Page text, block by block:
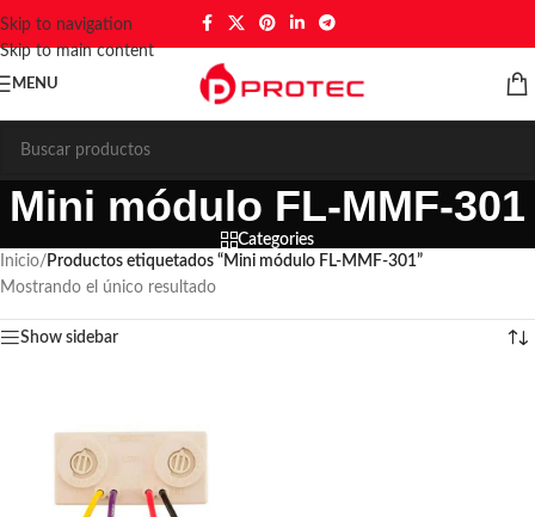
Skip to navigation
Skip to main content
MENU
Mini módulo FL-MMF-301
Categories
Inicio/ Productos etiquetados “Mini módulo FL-MMF-301”
Mostrando el único resultado
Show sidebar